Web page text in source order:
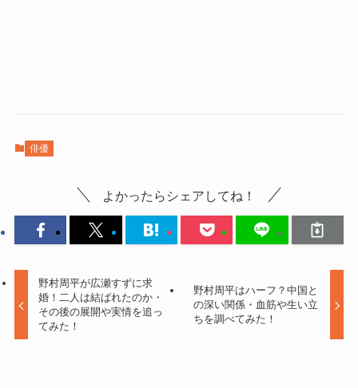
俳優
よかったらシェアしてね！
野村周平が広瀬すずに求
婚！二人は結ばれたのか・
その後の展開や実情を追っ
てみた！
野村周平はハーフ？中国と
の深い関係・血筋や生い立
ちを調べてみた！